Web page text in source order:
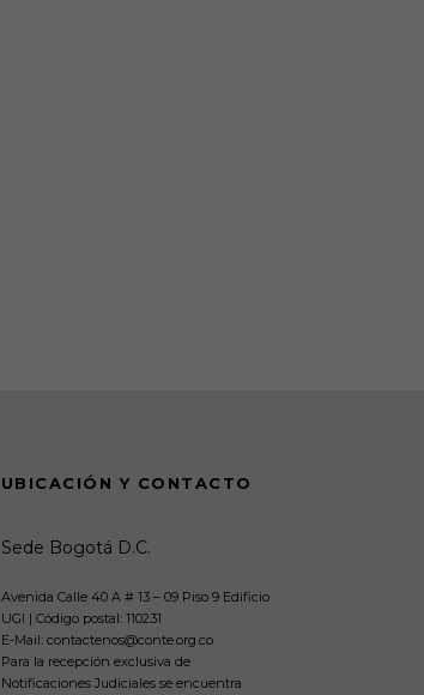
UBICACIÓN Y CONTACTO
Sede Bogotá D.C.
Avenida Calle 40 A # 13 – 09 Piso 9 Edificio
UGI | Código postal: 110231
E-Mail: contactenos@conte.org.co
Para la recepción exclusiva de
Notificaciones Judiciales se encuentra